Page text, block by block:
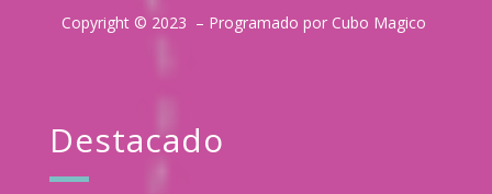
Copyright © 2023 – Programado por Cubo Magico
Destacado